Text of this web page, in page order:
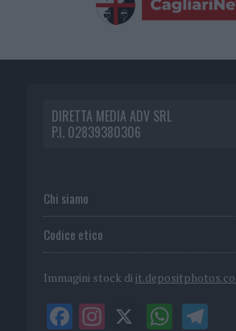
DIRETTA MEDIA ADV SRL
P.I. 02839380306
Chi siamo
Codice etico
Immagini stock di